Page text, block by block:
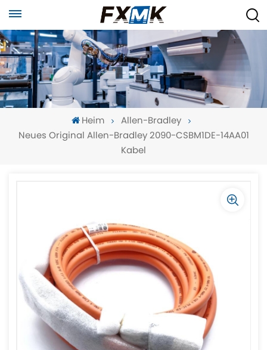
Heim
Allen-Bradley
Neues Original Allen-Bradley 2090-CSBM1DE-14AA01
Kabel